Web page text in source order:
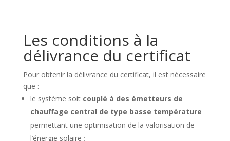
Les conditions à la
délivrance du certificat
Pour obtenir la délivrance du certificat, il est nécessaire
que :
le système soit couplé à des émetteurs de
chauffage central de type basse température
permettant une optimisation de la valorisation de
l’énergie solaire ;